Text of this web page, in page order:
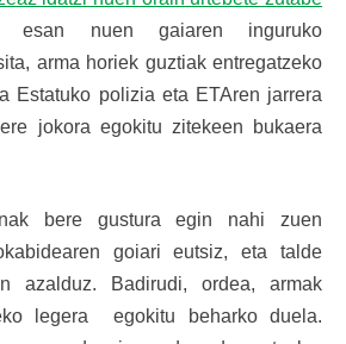
esan nuen gaiaren inguruko
arma horiek guztiak entregatzeko
Estatuko polizia eta ETAren jarrera
jokora egokitu zitekeen bukaera
bere gustura egin nahi zuen
goiari eutsiz, eta talde
azalduz. Badirudi, ordea, armak
legera egokitu beharko duela.